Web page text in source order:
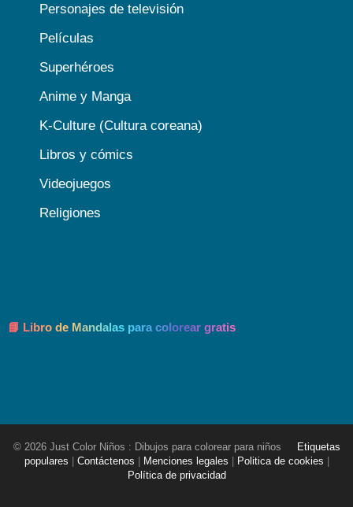
Personajes de televisión
Películas
Superhéroes
Anime y Manga
K-Culture (Cultura coreana)
Libros y cómics
Videojuegos
Religiones
📘 Libro de Mandalas para colorear gratis
© 2026 Just Color Niños : Dibujos para colorear para niños
Etiquetas
populares
Contáctenos Menciones legales Politica de cookies
Política de privacidad